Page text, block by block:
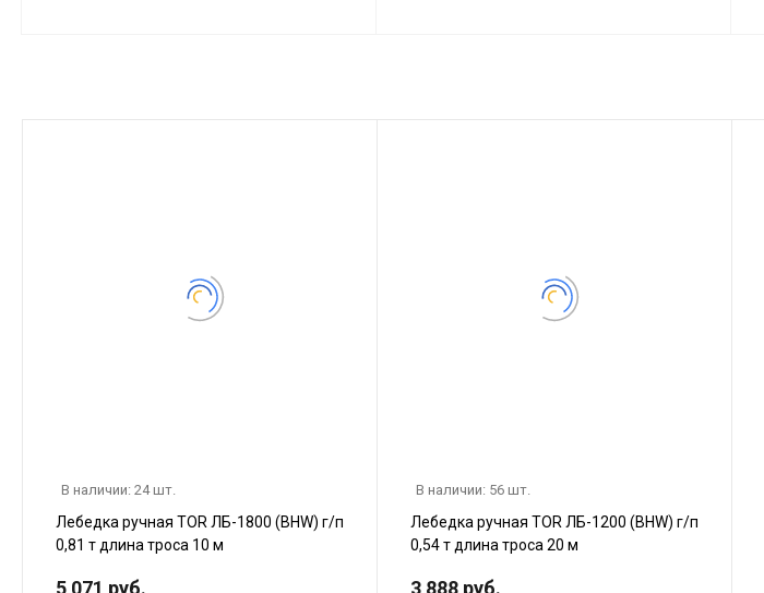
В наличии: 24 шт.
Лебедка ручная TOR ЛБ-1800 (BHW) г/п
0,81 т длина троса 10 м
5 071 руб.
В наличии: 56 шт.
Лебедка ручная TOR ЛБ-1200 (BHW) г/п
0,54 т длина троса 20 м
3 888 руб.